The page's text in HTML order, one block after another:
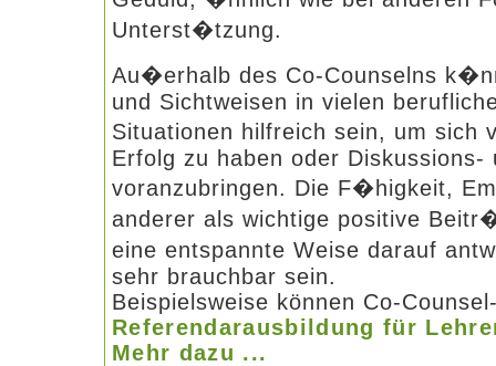
Unterst�tzung.
Au�erhalb des Co-Counselns
und Sichtweisen in vielen
Situationen hilfreich sein, um sich
Erfolg zu haben oder Diskussions-
voranzubringen. Die F�higkeit,
anderer als wichtige positive
eine entspannte Weise darauf
sehr brauchbar sein.
Beispielsweise können Co-
Referendarausbildung für
Mehr dazu ...